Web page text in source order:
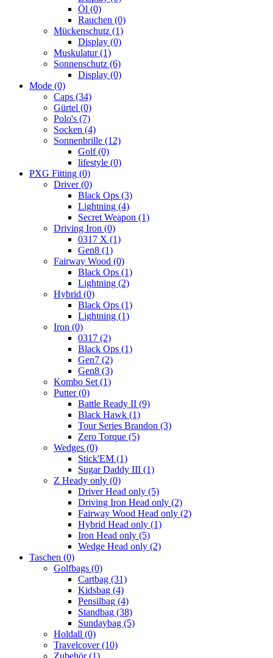
Öl (0)
Rauchen (0)
Mückenschutz (1)
Display (0)
Muskulatur(1)
Sonnenschutz (6)
Display (0)
Mode (0)
Caps (34)
Gürtel (0)
Polo's (7)
Socken (4)
Sonnenbrille (12)
Golf(0)
lifestyle (0)
PXG Fitting (0)
Driver(0)
Black Ops (3)
Lightning (4)
Secret Weapon (1)
Driving Iron (0)
0317 X (1)
Gen8 (1)
Fairway Wood (0)
Black Ops (1)
Lightning (2)
Hybrid (0)
Black Ops (1)
Lightning (1)
Iron (0)
0317 (2)
Black Ops (1)
Gen7 (2)
Gen8 (3)
Kombo Set (1)
Putter(0)
Battle Ready II (9)
Black Hawk (1)
Tour Series Brandon (3)
Zero Torque (5)
Wedges (0)
Stick'EM (1)
Sugar Daddy III (1)
Z Heady only (0)
Driver Head only (5)
Driving Iron Head only (2)
Fairway Wood Head only (2)
Hybrid Head only (1)
Iron Head only (5)
Wedge Head only (2)
Taschen (0)
Golfbags (0)
Cartbag (31)
Kidsbag (4)
Pensilbag (4)
Standbag (38)
Sundaybag (5)
Holdall (0)
Travelcover(10)